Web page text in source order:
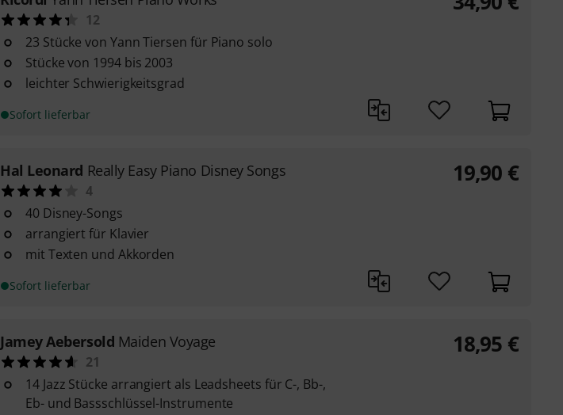
12
23 Stücke von Yann Tiersen für Piano solo
Stücke von 1994 bis 2003
leichter Schwierigkeitsgrad
Sofort lieferbar
Hal Leonard Really Easy Piano Disney Songs
4
40 Disney-Songs
arrangiert für Klavier
mit Texten und Akkorden
Sofort lieferbar
19,90 €
Jamey Aebersold Maiden Voyage
21
14 Jazz Stücke arrangiert als Leadsheets für C-, Bb-,
Eb- und Bassschlüssel-Instrumente
18,95 €